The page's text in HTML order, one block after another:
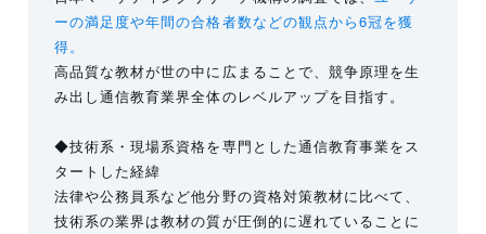
ーの満足度や年間の合格者数などの観点から6冠を獲
得。
高品質な教材が世の中に広まることで、競争原理を生
み出し通信教育業界全体のレベルアップを目指す。
◆技術系・現場系資格を専門とした通信教育事業をス
タートした経緯
法律や公務員系など他分野の資格対策教材に比べて、
技術系の業界は教材の質が圧倒的に遅れていることに